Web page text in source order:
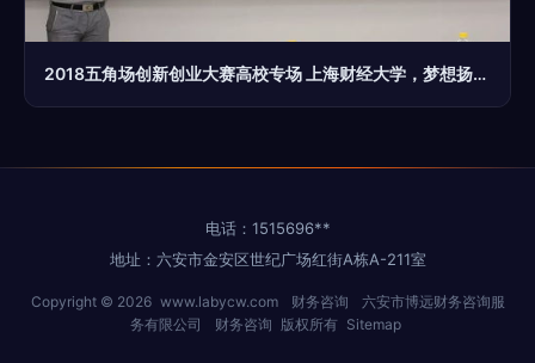
2018五角场创新创业大赛高校专场 上海财经大学，梦想扬帆起航的财务咨询新篇章
电话：1515696**
地址：六安市金安区世纪广场红街A栋A-211室
Copyright © 2026 www.labycw.com 财务咨询
六安市博远财务咨询服
务有限公司
财务咨询 版权所有 Sitemap